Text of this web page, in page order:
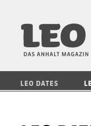
LEO DATES